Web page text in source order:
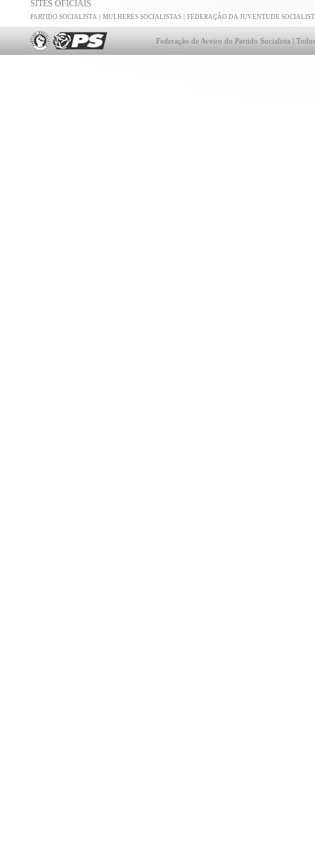
SITES OFICIAIS
PARTIDO SOCIALISTA | MULHERES SOCIALISTAS | FEDERAÇÃO DA JUVENTUDE
Federação de Aveiro do Partido Socialista |